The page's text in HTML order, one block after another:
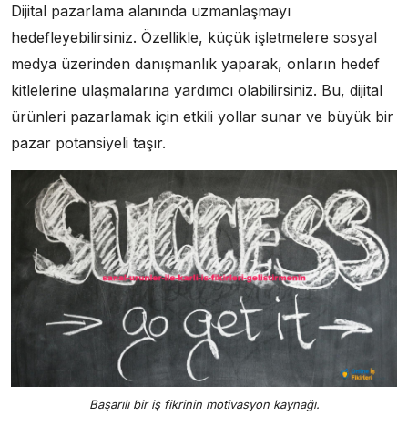
Dijital pazarlama alanında uzmanlaşmayı
hedefleyebilirsiniz. Özellikle, küçük işletmelere sosyal
medya üzerinden danışmanlık yaparak, onların hedef
kitlelerine ulaşmalarına yardımcı olabilirsiniz. Bu, dijital
ürünleri pazarlamak için etkili yollar sunar ve büyük bir
pazar potansiyeli taşır.
Başarılı bir iş fikrinin motivasyon kaynağı.